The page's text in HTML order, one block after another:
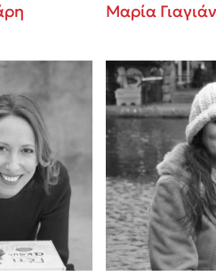
Baccalario
Μαρία